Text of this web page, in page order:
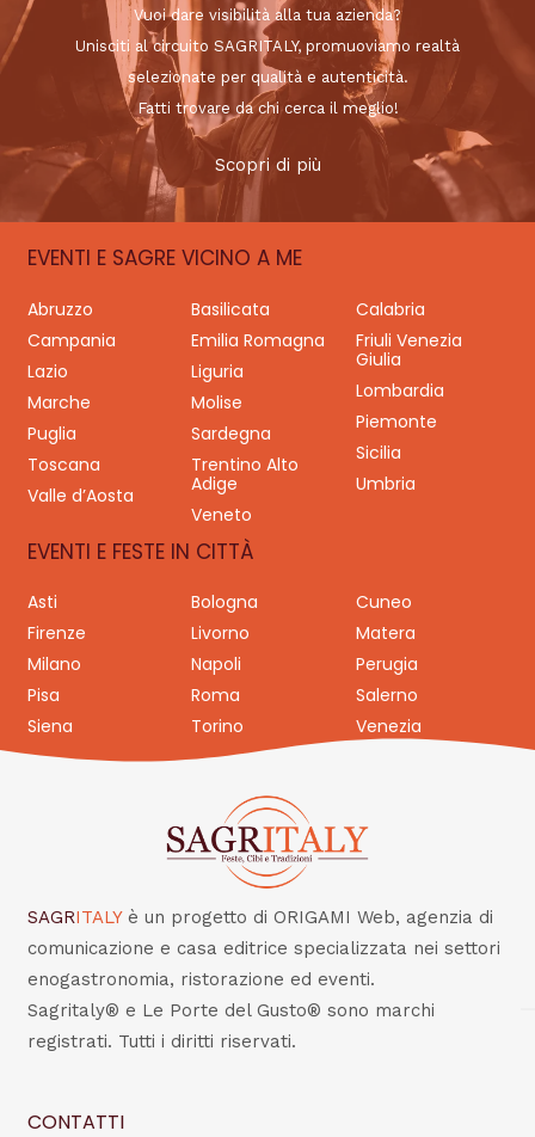
Vuoi dare visibilità alla tua azienda?
Unisciti al circuito SAGRITALY, promuoviamo realtà
selezionate per qualità e autenticità.
Fatti trovare da chi cerca il meglio!
Scopri di più
EVENTI E SAGRE VICINO A ME
Abruzzo Basilicata
Calabria
Campania
Emilia Romagna
Friuli Venezia
Giulia
Lazio
Liguria
Lombardia
Marche
Molise
Piemonte
Puglia
Sardegna
Sicilia
Toscana
Trentino Alto
Adige
Umbria
Valle d’Aosta
Veneto
EVENTI E FESTE IN CITTÀ
Asti Bologna
Cuneo
Firenze
Livorno
Matera
Milano
Napoli
Perugia
Pisa
Roma
Salerno
Siena
Torino Venezia
SAGRITALY è un progetto di ORIGAMI Web, agenzia di
comunicazione e casa editrice specializzata nei settori
enogastronomia, ristorazione ed eventi.
Sagritaly® e Le Porte del Gusto® sono marchi
registrati. Tutti i diritti riservati.
CONTATTI